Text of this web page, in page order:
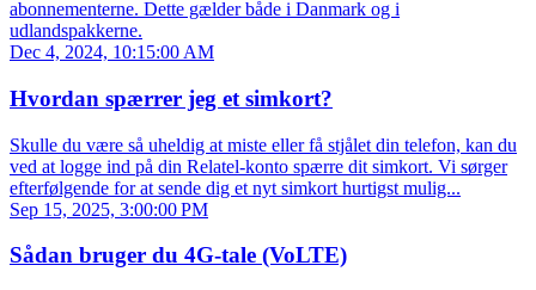
abonnementerne. Dette gælder både i Danmark og i
udlandspakkerne.
Dec 4, 2024, 10:15:00 AM
Hvordan spærrer jeg et simkort?
Skulle du være så uheldig at miste eller få stjålet din telefon, kan du
ved at logge ind på din Relatel-konto spærre dit simkort. Vi sørger
efterfølgende for at sende dig et nyt simkort hurtigst mulig...
Sep 15, 2025, 3:00:00 PM
Sådan bruger du 4G-tale (VoLTE)